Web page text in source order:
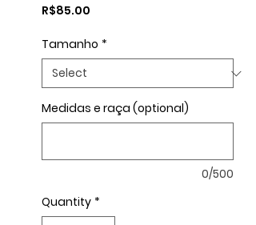
R$85.00
Tamanho *
Medidas e raça (optional)
0/500
Quantity *